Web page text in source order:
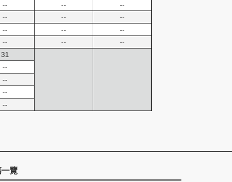
--
--
--
--
--
--
--
--
--
--
--
--
31
--
--
--
--
一覽